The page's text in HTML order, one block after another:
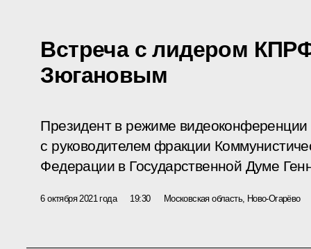
Встреча с лидером
Зюгановым
Президент в режиме видеоконференции
с руководителем фракции
Федерации в Государственной Думе
6 октября 2021 года 19:30 Московская область, Ново-Огарёво